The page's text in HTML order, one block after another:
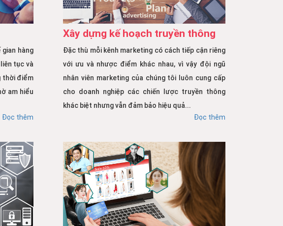
hàng
tục và
thời điểm
am hiểu
Đọc thêm
Xây dựng kế hoạch truyền thông
Đặc thù mỗi kênh marketing có cách tiếp cận riêng
với ưu và nhược điểm khác nhau, vì vậy đội ngũ
nhân viên marketing của chúng tôi luôn cung cấp
cho doanh nghiệp các chiến lược truyền thông
khác biệt nhưng vẫn đảm bảo hiệu quả...
Đọc thêm